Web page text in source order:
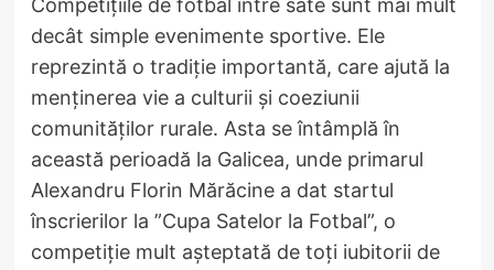
Competițiile de fotbal între sate sunt mai mult
decât simple evenimente sportive. Ele
reprezintă o tradiție importantă, care ajută la
menținerea vie a culturii și coeziunii
comunităților rurale. Asta se întâmplă în
această perioadă la Galicea, unde primarul
Alexandru Florin Mărăcine a dat startul
înscrierilor la ”Cupa Satelor la Fotbal”, o
competiție mult așteptată de toți iubitorii de